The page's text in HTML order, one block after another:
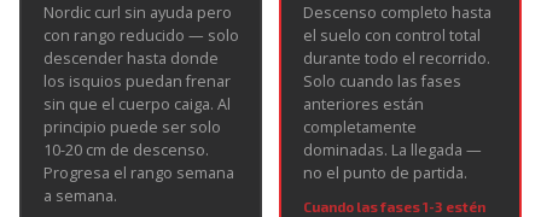
Nordic curl sin ayuda pero
con rango reducido — solo
descender hasta donde
los isquios puedan frenar
sin que el cuerpo caiga. Al
principio puede ser solo
10-20 cm de descenso.
Progresa el rango semana
a semana.
Descenso completo hasta
el suelo con control total
durante todo el recorrido.
Solo cuando las fases
anteriores están
completamente
dominadas. La llegada —
no el punto de partida.
Cuando las fases 1-3 estén